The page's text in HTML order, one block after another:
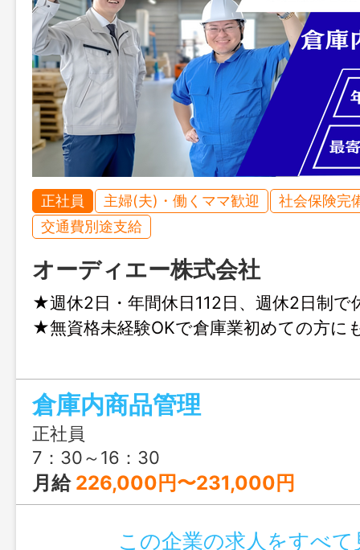
正社員 主婦(夫)・働くママ歓迎
社会保険完
交通費別途支給
オーディエー株式会社
★週休2日・年間休日112日、週休2日制で
★無資格未経験OKで倉庫業初めての方
倉庫内商品管理
正社員
7：30～16：30
月給 226,000円〜231,000円
この企業の求人をすべて